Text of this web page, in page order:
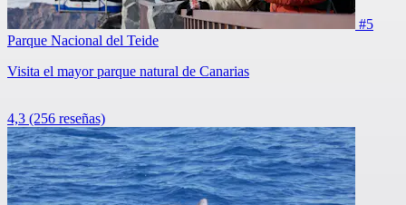
#5
Parque Nacional del Teide
Visita el mayor parque natural de Canarias
4,3 (256 reseñas)